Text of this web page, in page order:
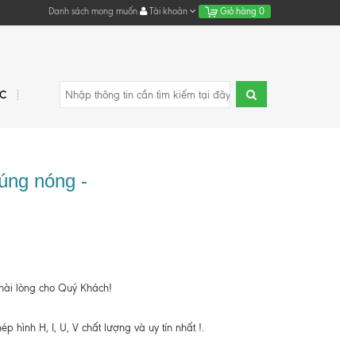
Danh sách mong muốn Tài khoản Giỏ hàng 0
nóng -
lòng cho Quý Khách!
hình H, I, U, V chất lượng và uy tín nhất !.